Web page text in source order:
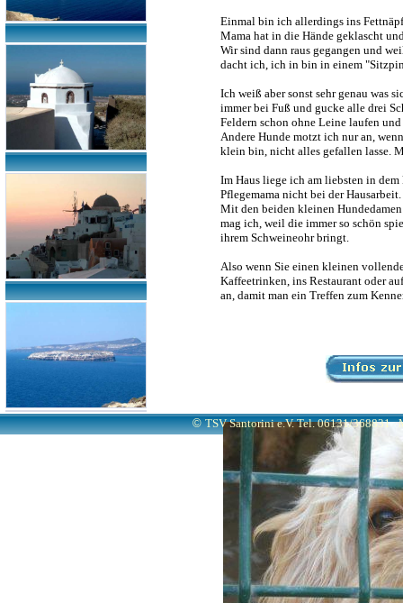
Einmal bin ich allerdings ins
Mama hat in die Hände geklascht
Wir sind dann raus gegangen und
dacht ich, ich in bin in einem
Ich weiß aber sonst sehr genau was
immer bei Fuß und gucke alle drei
Feldern schon ohne Leine laufen
Andere Hunde motzt ich nur an,
klein bin, nicht alles gefallen lasse.
Im Haus liege ich am liebsten in
Pflegemama nicht bei der
Mit den beiden kleinen
mag ich, weil die immer so schön
ihrem Schweineohr bringt.
Also wenn Sie einen kleinen
Kaffeetrinken, ins Restaurant oder
an, damit man ein Treffen zum
©TSV Santorini e.V. Tel. 06131/368831